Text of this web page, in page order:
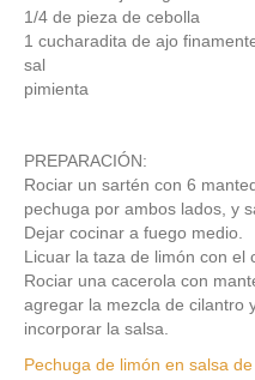
1/4 de pieza de cebolla
1 cucharadita de ajo
sal
pimienta
PREPARACIÓN:
Rociar un sartén con 6
pechuga por ambos lados, y
Dejar cocinar a fuego medio.
Licuar la taza de limón con el
Rociar una cacerola con
agregar la mezcla de cilantro
incorporar la salsa.
Pechuga de limón en salsa